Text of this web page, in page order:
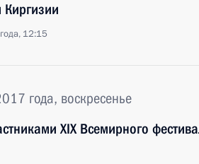
Киргизии
12:15
года, воскресенье
XIX Всемирного